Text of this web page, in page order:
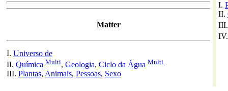
Matter
I. Universo de
II. Química Multi, Geologia, Ciclo da Água Multi
III. Plantas, Animais, Pessoas, Sexo
I.
II.